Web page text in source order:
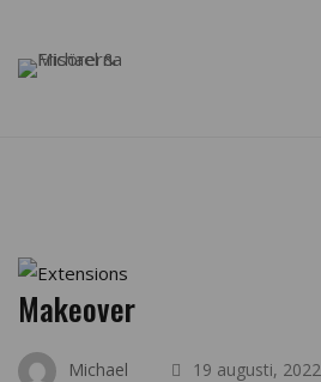
Makeover
Michael 19 augusti, 2022